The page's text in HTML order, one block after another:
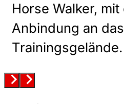
Horse Walker,
Anbindung an das
Trainingsgelände.